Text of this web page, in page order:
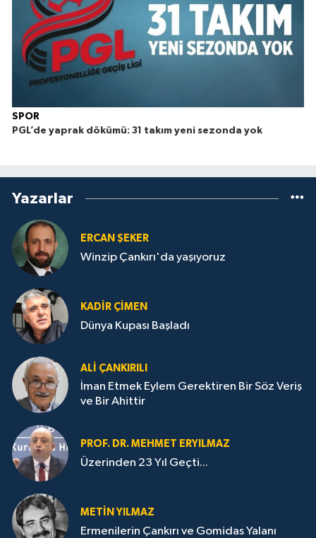
SPOR
PGL’de yaprak dökümü: 31 takım yeni sezonda yok
Yazarlar
ERCAN ŞEKER
Winzip Çankırı'da yaşıyoruz
KADIR ÇIMEN
Dünya Kupası Başladı
ALI ÇANKIRILI
İman Etmek Eylem Gerektiren Bir Söz Veriş
ve Bir Ahittir
PROF. DR. MEHMET ERYILMAZ
Üzerinden 23 Yıl Geçti...
METIN YILMAZ
Ermenilerin Çankırı ve Gomidas Yalanı